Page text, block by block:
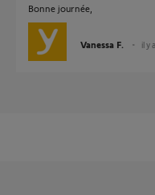
Bonne journée,
Vanessa F. il y